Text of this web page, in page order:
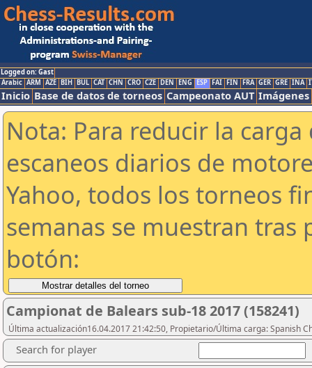
Logged on: Gast
Arabic ARM AZE BIH BUL CAT CHN CRO CZE DEN ENG ESP FAI FIN FRA GER GRE INA
Inicio Base de datos de torneos Campeonato AUT Imágenes
Nota: Para reducir la
escaneos diarios de
Yahoo, todos los torneos
semanas se muestran tras
botón:
Campionat de Balears sub-18 2017 (158241)
Última actualización16.04.2017 21:42:50, Propietario/Última carga: Spanish
Search for player